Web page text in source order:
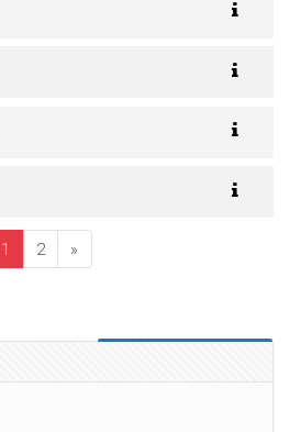
1 (saat ini)
2 »